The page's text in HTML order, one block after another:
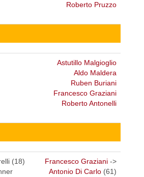
Roberto Pruzzo
Astutillo Malgioglio
Aldo Maldera
Ruben Buriani
Francesco Graziani
Roberto Antonelli
(18)
Francesco Graziani ->
Antonio Di Carlo (61)